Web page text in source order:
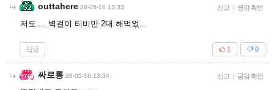
outtahere 26-05-16 13:33 신고 | 공감 확인
저도.... 벽걸이 티비만 2대 해먹었...
답글 0
1
싸로롱 26-05-16 13:34 신고 | 공감 확인